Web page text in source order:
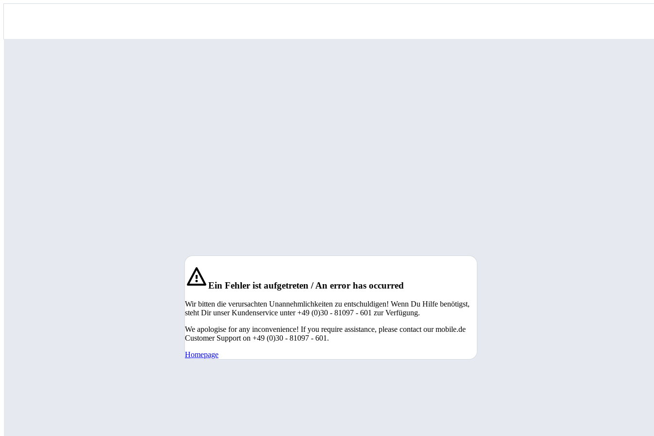
Ein Fehler ist aufgetreten / An error has occurred
Wir bitten die verursachten Unannehmlichkeiten zu entschuldigen! Wenn Du Hilfe benötigst,
steht Dir unser Kundenservice unter +49 (0)30 - 81097 - 601 zur Verfügung.
We apologise for any inconvenience! If you require assistance, please contact our mobile.de
Customer Support on +49 (0)30 - 81097 - 601.
Homepage